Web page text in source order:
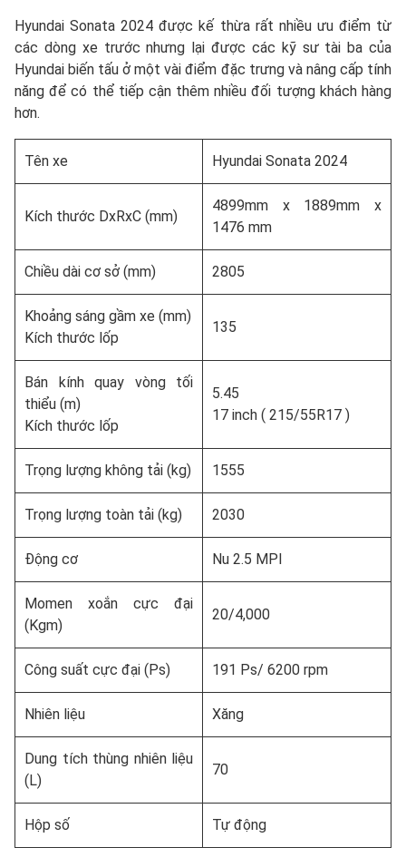
Hyundai Sonata 2024 được kế thừa rất nhiều ưu điểm từ
các dòng xe trước nhưng lại được các kỹ sư tài ba của
Hyundai biến tấu ở một vài điểm đặc trưng và nâng cấp tính
năng để có thể tiếp cận thêm nhiều đối tượng khách hàng
hơn.
Tên xe Hyundai Sonata 2024
Kích thước DxRxC (mm)
4899mm x 1889mm x
1476 mm
Chiều dài cơ sở (mm) 2805
Khoảng sáng gầm xe (mm)
Kích thước lốp
135
Bán kính quay vòng tối
thiểu (m)
Kích thước lốp
5.45
17 inch ( 215/55R17 )
Trọng lượng không tải (kg) 1555
Trọng lượng toàn tải (kg) 2030
Động cơ Nu 2.5 MPI
Momen xoắn cực đại
(Kgm)
20/4,000
Công suất cực đại (Ps) 191 Ps/ 6200 rpm
Nhiên liệu Xăng
Dung tích thùng nhiên liệu
(L)
70
Hộp số Tự động